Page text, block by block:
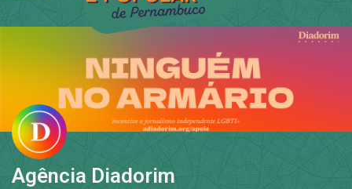
Agência Diadorim